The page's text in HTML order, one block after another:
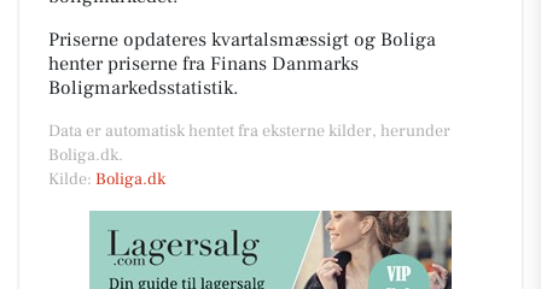
Priserne opdateres kvartalsmæssigt og Boliga
henter priserne fra Finans Danmarks
Boligmarkedsstatistik.
Data er automatisk hentet fra eksterne kilder, herunder
Boliga.dk.
Kilde: Boliga.dk